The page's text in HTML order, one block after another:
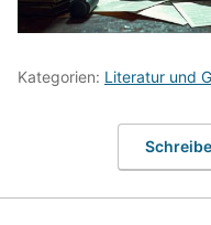
Kategorien: Literatur und